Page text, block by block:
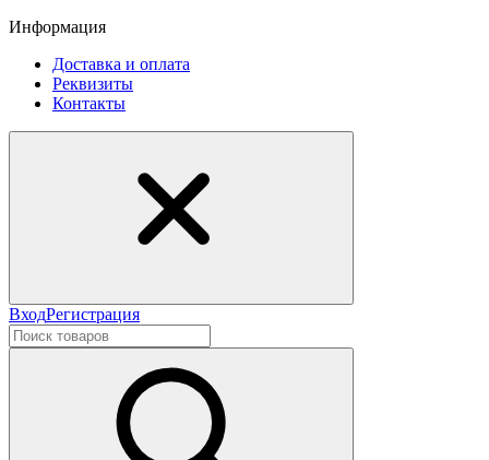
Информация
Доставка и оплата
Реквизиты
Контакты
ВходРегистрация